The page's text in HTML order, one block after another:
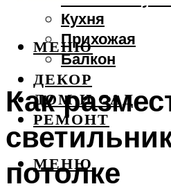
Кухня
Прихожая
Балкон
ДЕКОР
ДОМ И САД
РЕМОНТ
МЕНЮ
МЕНЮ
Как
потолке